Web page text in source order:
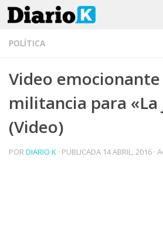
Saltar al contenido
POLÍTICA
Video emocionante
militancia para «La
(Video)
PORDIARIO K · PUBLICADA 14 ABRIL, 2016 ·